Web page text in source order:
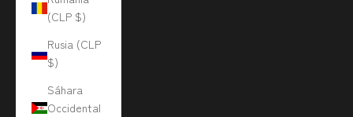
(CLP $)
Rusia (CLP
$)
Sáhara
Occidental